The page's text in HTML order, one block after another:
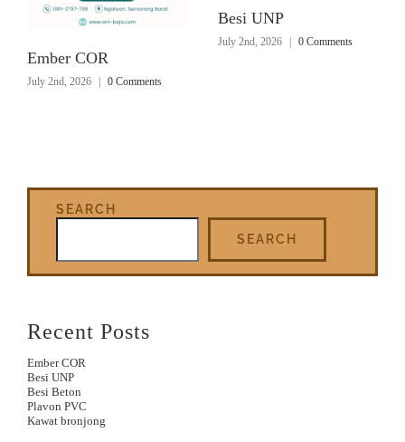
Ember COR
July 2nd, 2026 | 0 Comments
Besi UNP
July 2nd, 2026 | 0 Comments
SEARCH
SEARCH
Recent Posts
Ember COR
Besi UNP
Besi Beton
Plavon PVC
Kawat bronjong